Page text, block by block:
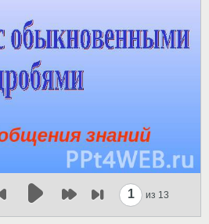
1 из 13